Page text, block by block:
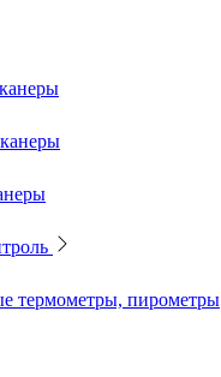
термометры, пирометры